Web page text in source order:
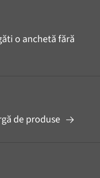
o anchetă fără
de produse